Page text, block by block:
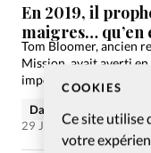
COOKIES
Ce site utilise
votre
En 2019, il
maigres… qu’en
Tom Bloomer, ancien
Mission, avait averti
importante allait
David Métreau
29 Juin 2023